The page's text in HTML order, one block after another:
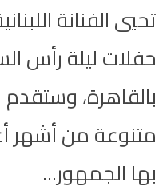
تحيي الفنانة
حفلات ليلة رأس
بالقاهرة،
متنوعة من أشهر
بها الجمهور...